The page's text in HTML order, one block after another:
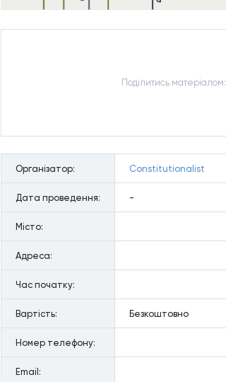
Подiлитись матерiалом:
Органiзатор: Constitutionalist
Дата проведення: -
Мiсто:
Адреса:
Час початку:
Вартiсть: Безкоштовно
Номер телефону:
Email: